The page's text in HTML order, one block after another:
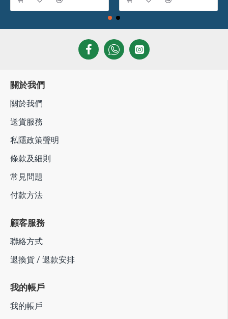
關於我們
關於我們
送貨服務
私隱政策聲明
條款及細則
常見問題
付款方法
顧客服務
聯絡方式
退換貨 / 退款安排
我的帳戶
我的帳戶